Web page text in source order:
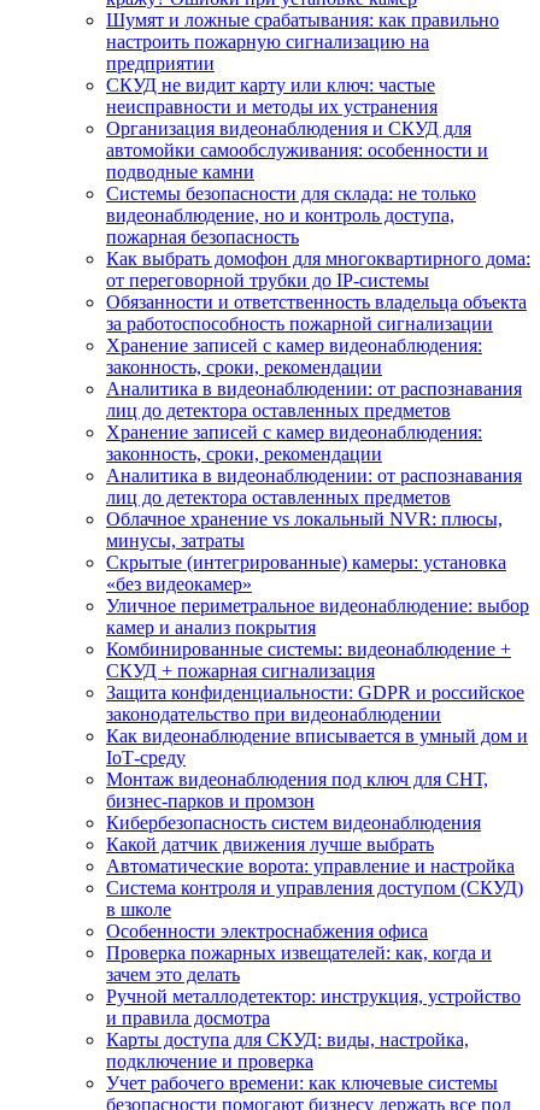
Шумят и ложные срабатывания: как правильно
настроить пожарную сигнализацию на
предприятии
СКУД не видит карту или ключ: частые
неисправности и методы их устранения
Организация видеонаблюдения и СКУД для
автомойки самообслуживания: особенности и
подводные камни
Системы безопасности для склада: не только
видеонаблюдение, но и контроль доступа,
пожарная безопасность
Как выбрать домофон для многоквартирного дома:
от переговорной трубки до IP-системы
Обязанности и ответственность владельца объекта
за работоспособность пожарной сигнализации
Хранение записей с камер видеонаблюдения:
законность, сроки, рекомендации
Аналитика в видеонаблюдении: от распознавания
лиц до детектора оставленных предметов
Хранение записей с камер видеонаблюдения:
законность, сроки, рекомендации
Аналитика в видеонаблюдении: от распознавания
лиц до детектора оставленных предметов
Облачное хранение vs локальный NVR: плюсы,
минусы, затраты
Скрытые (интегрированные) камеры: установка
«без видеокамер»
Уличное периметральное видеонаблюдение: выбор
камер и анализ покрытия
Комбинированные системы: видеонаблюдение +
СКУД + пожарная сигнализация
Защита конфиденциальности: GDPR и российское
законодательство при видеонаблюдении
Как видеонаблюдение вписывается в умный дом и
IoT‑среду
Монтаж видеонаблюдения под ключ для СНТ,
бизнес‑парков и промзон
Кибербезопасность систем видеонаблюдения
Какой датчик движения лучше выбрать
Автоматические ворота: управление и настройка
Система контроля и управления доступом (СКУД)
в школе
Особенности электроснабжения офиса
Проверка пожарных извещателей: как, когда и
зачем это делать
Ручной металлодетектор: инструкция, устройство
и правила досмотра
Карты доступа для СКУД: виды, настройка,
подключение и проверка
Учет рабочего времени: как ключевые системы
безопасности помогают бизнесу держать все под